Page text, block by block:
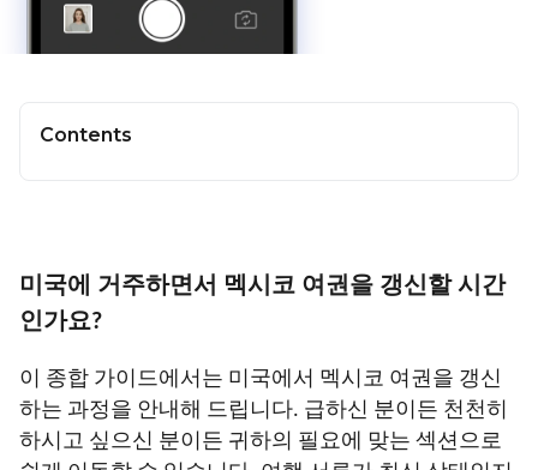
Contents
미국에 거주하면서 멕시코 여권을 갱신할 시간
인가요?
이 종합 가이드에서는 미국에서 멕시코 여권을 갱신
하는 과정을 안내해 드립니다. 급하신 분이든 천천히
하시고 싶으신 분이든 귀하의 필요에 맞는 섹션으로